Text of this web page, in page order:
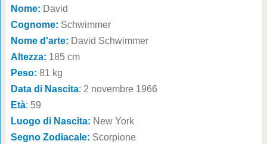
Nome: David
Cognome: Schwimmer
Nome d'arte: David Schwimmer
Altezza: 185 cm
Peso: 81 kg
Data di Nascita: 2 novembre 1966
Età: 59
Luogo di Nascita: New York
Segno Zodiacale: Scorpione